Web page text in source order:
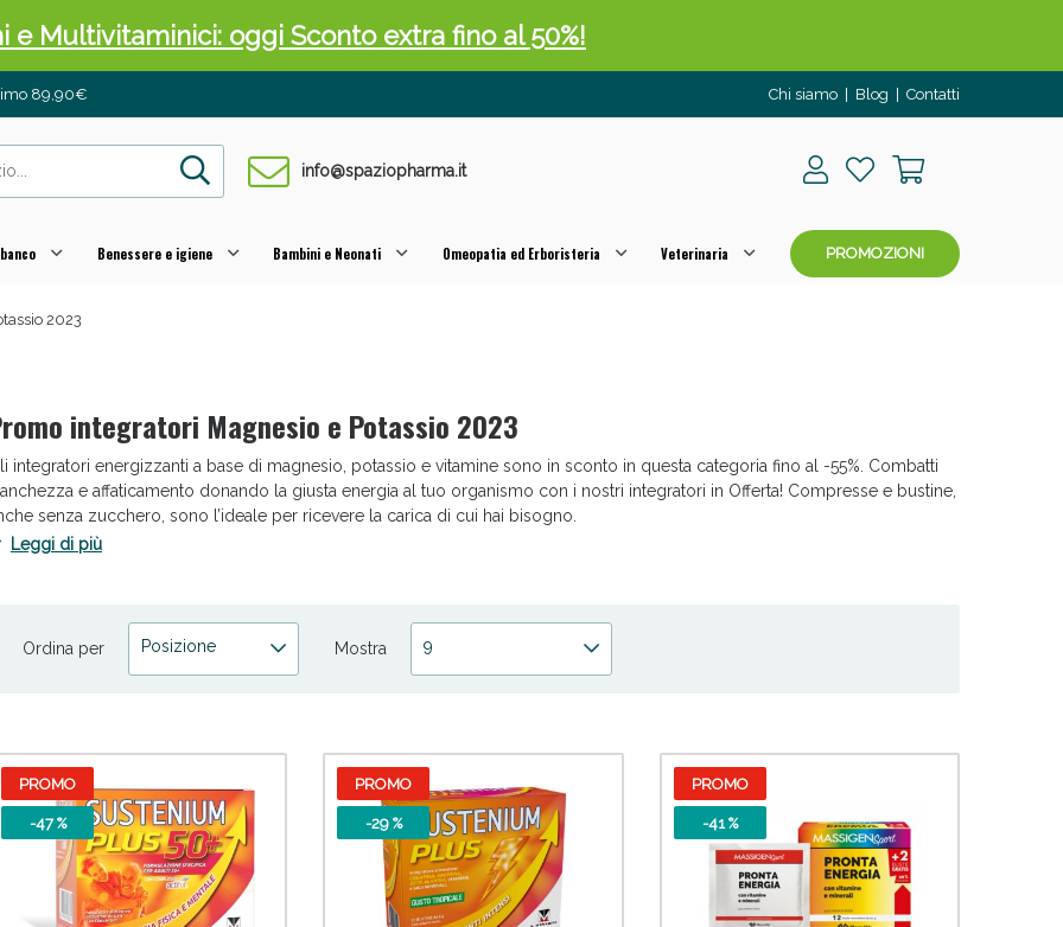
89,90€ Chi siamo Blog Contatti
info@spaziopharma.it
Benessere e igiene Bambini e Neonati Omeopatia ed Erboristeria Veterinaria PROMOZIONI
2023
integratori Magnesio e Potassio 2023
integratori energizzanti a base di magnesio, potassio e vitamine sono in sconto in questa categoria fino al -55%. Combatti
e affaticamento donando la giusta energia al tuo organismo con i nostri integratori in Offerta! Compresse e bustine,
senza zucchero, sono l’ideale per ricevere la carica di cui hai bisogno.
Leggi di più
Ordina per Posizione Mostra 9
PROMO
-47 %
PROMO
-29 %
PROMO
-41 %
e Multivitaminici: oggi Sconto extra fino al 50%!
e Fanghi: Sconto fino al 40% valido oggi!